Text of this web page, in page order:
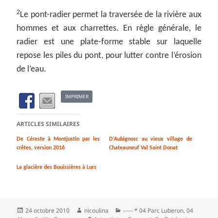
2Le pont-radier permet la traversée de la rivière aux
hommes et aux charrettes. En règle générale, le
radier est une plate-forme stable sur laquelle
repose les piles du pont, pour lutter contre l’érosion
de l’eau.
IMPRIMER
ARTICLES SIMILAIRES
De Céreste à Montjustin par les
crêtes, version 2016
D’Aubignosc au vieux village de
Chateauneuf Val Saint Donat
La glacière des Bouissières à Lurs
Publié
le
24 octobre 2010 Auteur
nicoulina Catégories
----- * 04 Parc Luberon,04